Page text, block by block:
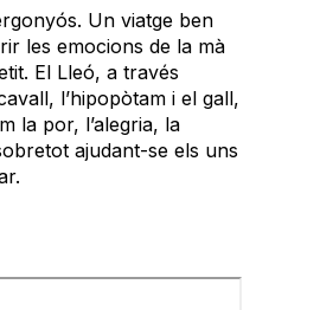
Un viatge ben
les emocions de la mà
El Lleó, a través
l’hipopòtam i el gall,
la por, l’alegria, la
ajudant-se els uns